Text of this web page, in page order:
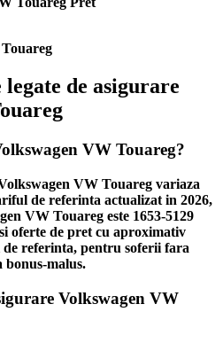
de asigurare
VW Touareg?
VW Touareg variaza
de referinta actualizat in 2026,
VW Touareg este 1653-5129
oferte de pret cu aproximativ
referinta, pentru soferii fara
bonus-malus.
Volkswagen VW